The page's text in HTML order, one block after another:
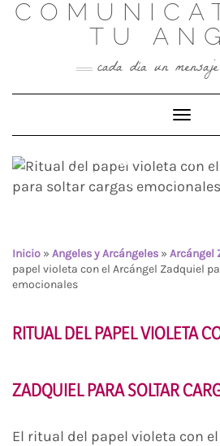
Skip
TU
cada día un
Ritual del papel
el Arcángel
soltar cargas
Inicio » Angeles y Arcángeles » Arcángel
papel violeta con el Arcángel Zadquiel
emocionales
RITUAL DEL PAPEL VIOLETA
ZADQUIEL PARA SOLTAR
El ritual del papel violeta con